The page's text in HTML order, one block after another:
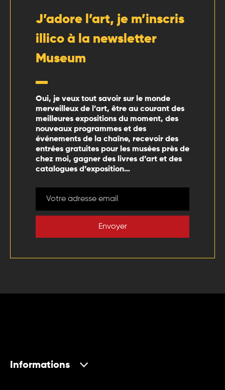
J’adore l’art, je m’inscris
illico à la newsletter
Museum
Oui, je veux tout savoir sur le monde
merveilleux de l’art, être au courant des
meilleures expositions du moment, des
nouveaux programmes et des
événements de la chaîne, recevoir des
entrées gratuites pour les musées près de
chez moi, gagner des livres d’art et des
catalogues d’exposition…
Envoyer
Informations